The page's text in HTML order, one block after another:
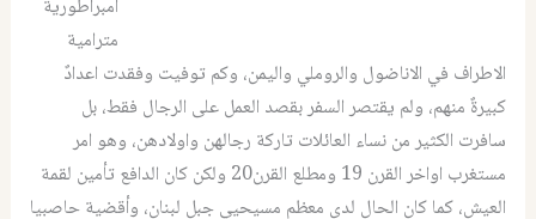
امبراطورية
مترامية
الاطراف في الاناضول والروملي واليمن، وكم توفيت وفقدت اعدادٌ
كبيرةٌ منهم، ولم يقتصر السفر بقصد العمل على الرجال فقط، بل
سافرت الكثير من نساء العائلات تاركة رجالهن واولادهن، وهو امر
مستغرب اواخر القرن 19 ومطلع القرن20 ولكن كان الدافع تأمين لقمة
العيش، كما كان الحال لدى معظم مسيحيي جبل لبنان، وأقضية حاصبيا